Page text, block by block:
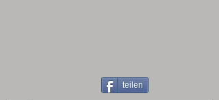
teilen